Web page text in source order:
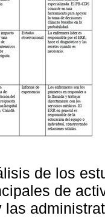
de los
de
las